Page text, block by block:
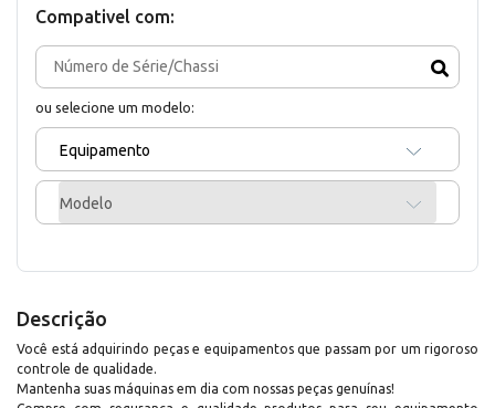
Compativel com:
ou selecione um modelo:
Equipamento
Modelo
Descrição
Você está adquirindo peças e equipamentos que passam por um rigoroso
controle de qualidade.
Mantenha suas máquinas em dia com nossas peças genuínas!